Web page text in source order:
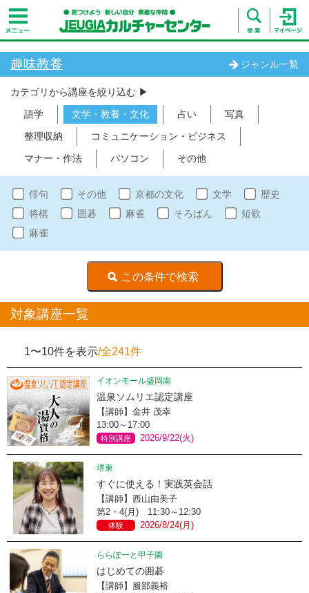
趣味教養 ジャンル一覧
カテゴリから講座を絞り込む ▶︎
語学
文学・教養・文化 占い
写真
整理収納
コミュニケーション・ビジネス
マナー・作法
パソコン その他
俳句 その他 京都の文化 文学
歴史
将棋
囲碁 麻雀 そろばん
短歌
麻雀
対象講座一覧
1〜10件を表示/全241件
イオンモール盛岡南
温泉ソムリエ認定講座
【講師】金井 茂幸
13:00～17:00
特別講座 2026/9/22(火)
堺東
すぐに使える！実践英会話
【講師】西山由美子
第2・4(月) 11:30～12:30
体験 2026/8/24(月)
ららぽーと甲子園
はじめての囲碁
【講師】服部義裕